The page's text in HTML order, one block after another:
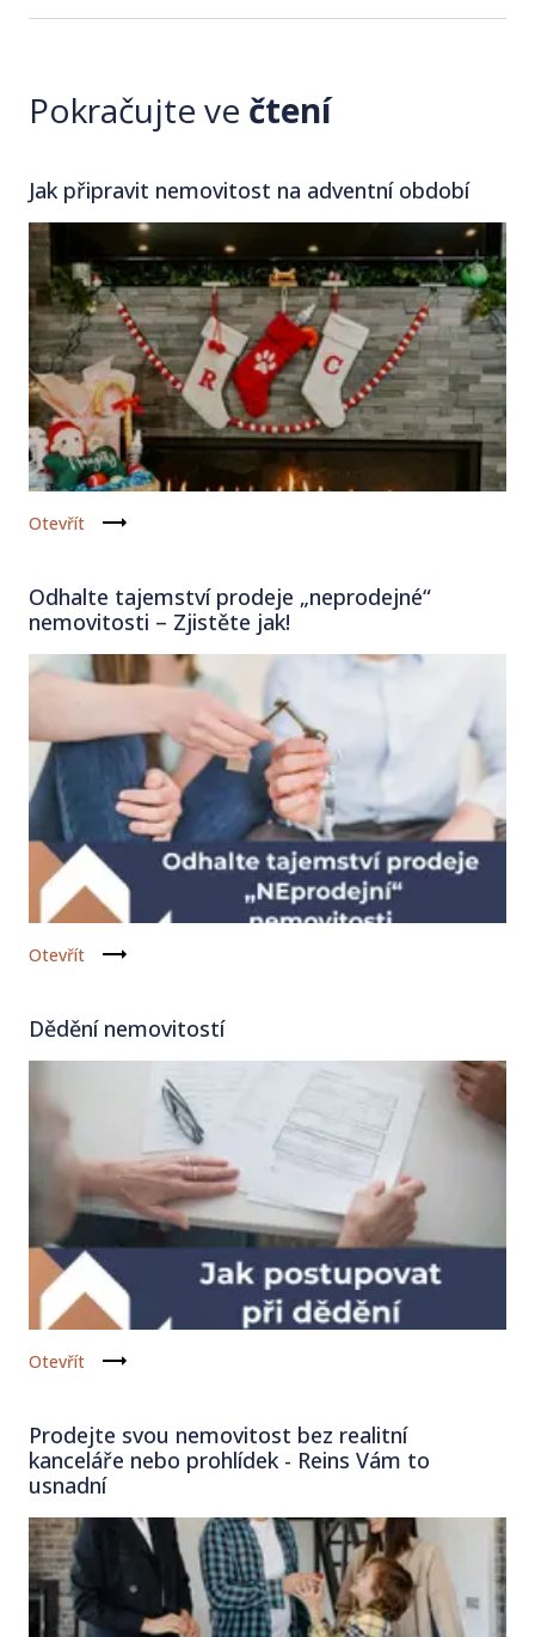
Pokračujte ve čtení
Jak připravit nemovitost na adventní období
Otevřít
Odhalte tajemství prodeje „neprodejné“
nemovitosti – Zjistěte jak!
Otevřít
Dědění nemovitostí
Otevřít
Prodejte svou nemovitost bez realitní
kanceláře nebo prohlídek - Reins Vám to
usnadní